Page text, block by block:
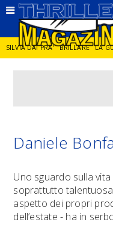
SILVIA DAI PRA' BRILLARE LA
Daniele
Uno sguardo sulla
soprattutto
aspetto dei propri
dell’estate - ha in